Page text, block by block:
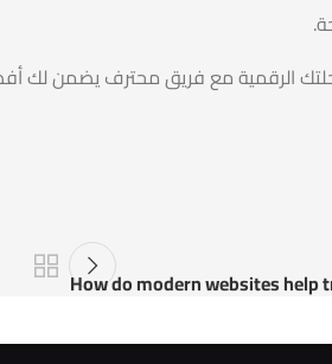
الرقمية مع فريق محترف يضمن لك
How do modern websites help